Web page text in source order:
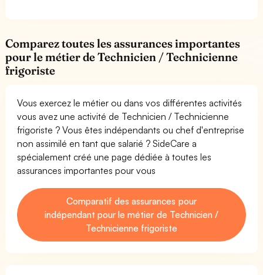
Comparez toutes les assurances importantes
pour le métier de Technicien / Technicienne
frigoriste
Vous exercez le métier ou dans vos différentes activités
vous avez une activité de Technicien / Technicienne
frigoriste ? Vous êtes indépendants ou chef d'entreprise
non assimilé en tant que salarié ? SideCare a
spécialement créé une page dédiée à toutes les
assurances importantes pour vous
Comparatif des assurances pour
indépendant pour le métier de Technicien /
Technicienne frigoriste